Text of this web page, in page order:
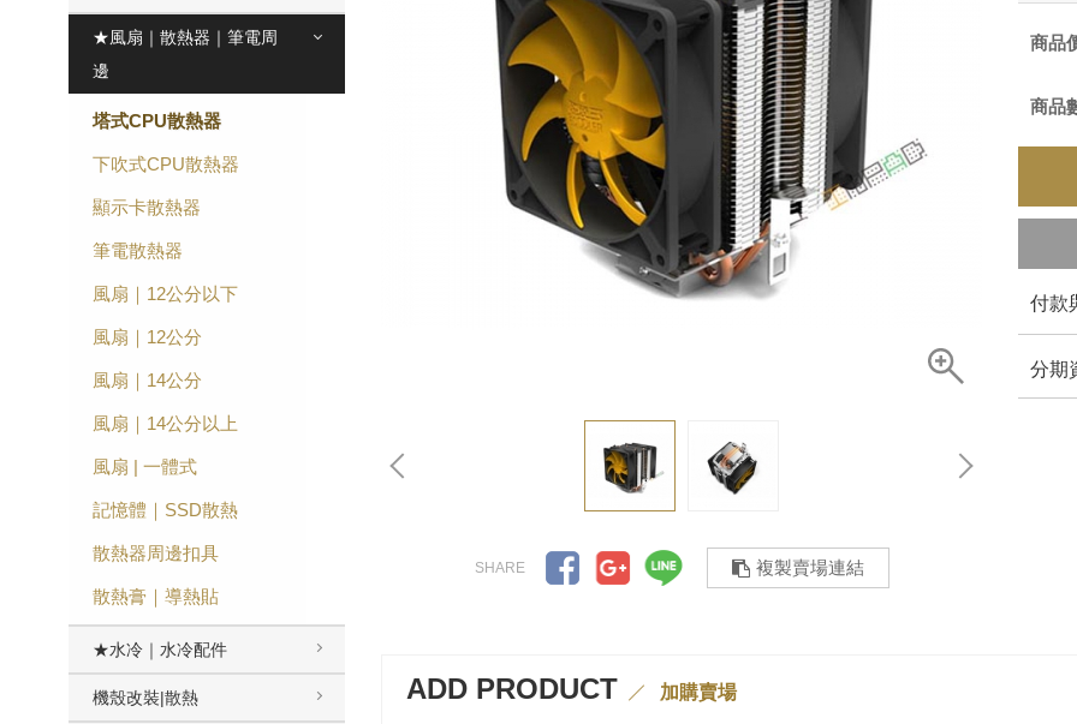
★風扇｜散熱器｜筆電周
邊
塔式CPU散熱器
下吹式CPU散熱器
顯示卡散熱器
筆電散熱器
風扇｜12公分以下
風扇｜12公分
風扇｜14公分
風扇｜14公分以上
風扇 | 一體式
記憶體｜SSD散熱
散熱器周邊扣具
散熱膏｜導熱貼
★水冷｜水冷配件
機殼改裝|散熱
複製賣場連結
商品
商品
付款
分期
ADD PRODUCT 加購賣場